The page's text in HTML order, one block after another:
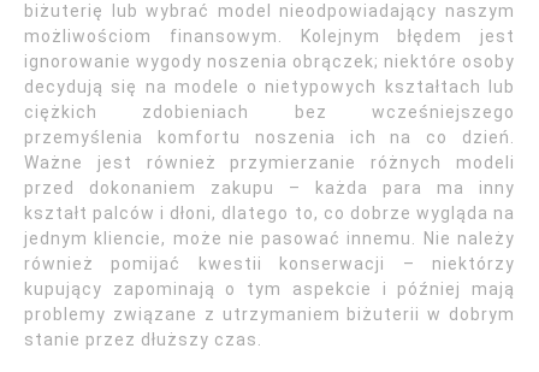
biżuterię lub wybrać model nieodpowiadający naszym
możliwościom finansowym. Kolejnym błędem jest
ignorowanie wygody noszenia obrączek; niektóre osoby
decydują się na modele o nietypowych kształtach lub
ciężkich zdobieniach bez wcześniejszego
przemyślenia komfortu noszenia ich na co dzień.
Ważne jest również przymierzanie różnych modeli
przed dokonaniem zakupu – każda para ma inny
kształt palców i dłoni, dlatego to, co dobrze wygląda na
jednym kliencie, może nie pasować innemu. Nie należy
również pomijać kwestii konserwacji – niektórzy
kupujący zapominają o tym aspekcie i później mają
problemy związane z utrzymaniem biżuterii w dobrym
stanie przez dłuższy czas.